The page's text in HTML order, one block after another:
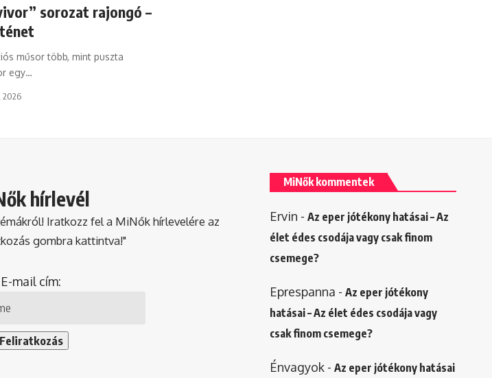
sorozat rajongó –
műsor több, mint puszta
egy…
2026
hírlevél
Iratkozz fel a MiNők hírlevelére az
gombra kattintva!"
E-mail cím:
MiNők kommentek
Ervin - Az eper jótékony hatásai – Az
élet édes csodája vagy csak finom
csemege?
Eprespanna - Az eper jótékony
hatásai – Az élet édes csodája vagy
csak finom csemege?
Énvagyok- Az eper jótékony hatásai